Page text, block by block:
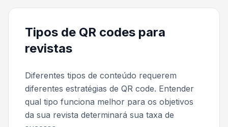
Tipos de QR codes para
revistas
Diferentes tipos de conteúdo requerem
diferentes estratégias de QR code. Entender
qual tipo funciona melhor para os objetivos
da sua revista determinará sua taxa de